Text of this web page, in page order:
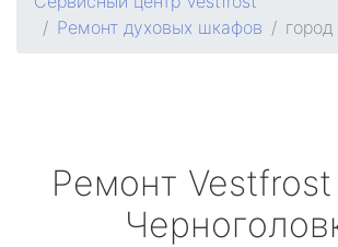
Ремонт духовых шкафов
Ремонт Vestfrost